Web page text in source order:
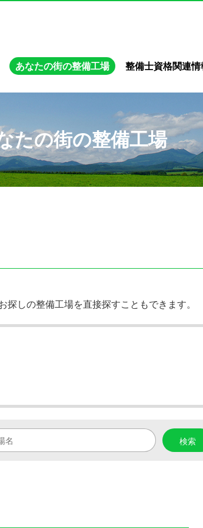
あなたの街の整備工場 整備士資格関連情
たの街の整備工場
しの整備工場を直接探すこともできます。